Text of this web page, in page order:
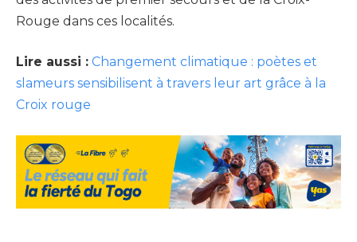
Rouge dans ces localités.
Lire aussi : Changement climatique : poètes et
slameurs sensibilisent à travers leur art grâce à la
Croix rouge